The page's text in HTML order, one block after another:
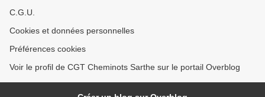
C.G.U.
Cookies et données personnelles
Préférences cookies
Voir le profil de CGT Cheminots Sarthe sur le portail Overblog